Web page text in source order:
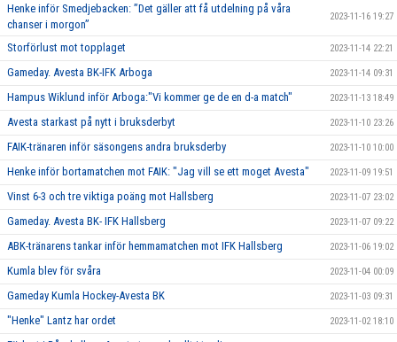
Henke inför Smedjebacken: ”Det gäller att få utdelning på våra
chanser i morgon”
2023-11-16 19:27
Storförlust mot topplaget 2023-11-14 22:21
Gameday. Avesta BK-IFK Arboga 2023-11-14 09:31
Hampus Wiklund inför Arboga:"Vi kommer ge de en d-a match" 2023-11-13 18:49
Avesta starkast på nytt i bruksderbyt 2023-11-10 23:26
FAIK-tränaren inför säsongens andra bruksderby 2023-11-10 10:00
Henke inför bortamatchen mot FAIK: "Jag vill se ett moget Avesta" 2023-11-09 19:51
Vinst 6-3 och tre viktiga poäng mot Hallsberg 2023-11-07 23:02
Gameday. Avesta BK- IFK Hallsberg 2023-11-07 09:22
ABK-tränarens tankar inför hemmamatchen mot IFK Hallsberg 2023-11-06 19:02
Kumla blev för svåra 2023-11-04 00:09
Gameday Kumla Hockey-Avesta BK 2023-11-03 09:31
"Henke" Lantz har ordet 2023-11-02 18:10